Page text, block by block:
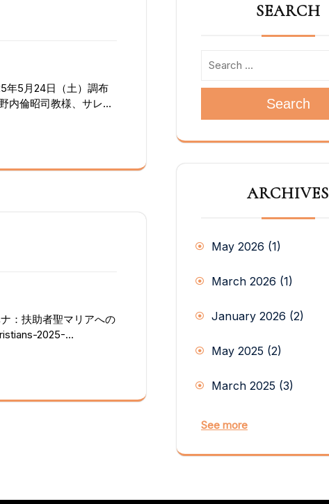
年5月24日（土）調布
内倫昭司教様、サレジ
ら調布教会聖堂に向
こに私の家がある。こ
：扶助者聖マリアへの
2025-
SEARCH
Search
ARCHIVES
May 2026 (1)
March 2026 (1)
January 2026 (2)
May 2025 (2)
March 2025 (3)
See more